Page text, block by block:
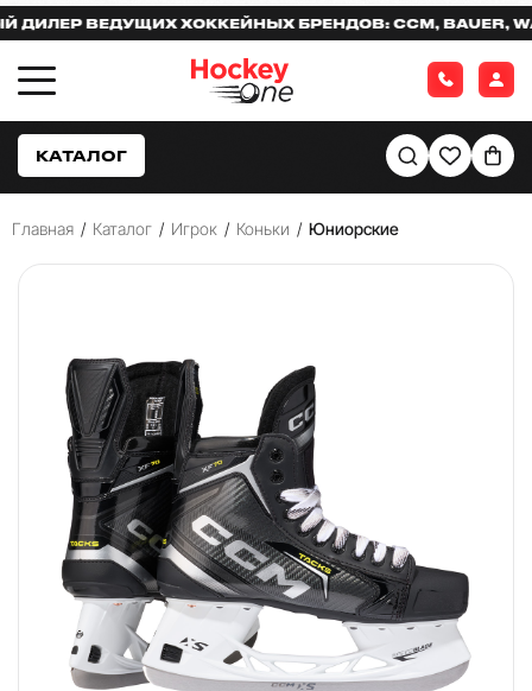
ВЕДУЩИХ ХОККЕЙНЫХ БРЕНДОВ: CCM, BAUER,
КАТАЛОГ
Главная / Каталог / Игрок / Коньки / Юниорские